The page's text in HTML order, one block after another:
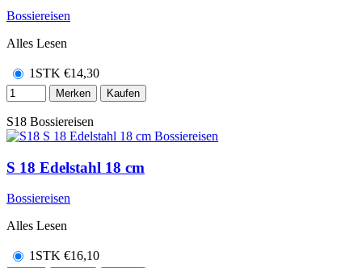
Bossiereisen
Alles Lesen
1STK €14,30
Merken Kaufen
S18 Bossiereisen
S 18 Edelstahl 18 cm
Bossiereisen
Alles Lesen
1STK €16,10